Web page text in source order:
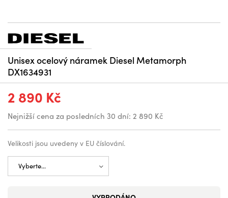
Unisex ocelový náramek Diesel Metamorph
DX1634931
2 890 Kč
Nejnižší cena za posledních 30 dní: 2 890 Kč
Velikosti jsou uvedeny v EU číslování.